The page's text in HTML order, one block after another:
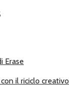
Erase
il riciclo creativo